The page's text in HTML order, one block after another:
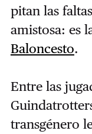
pitan las
amistosa: es
Baloncesto.
Entre las
transgénero